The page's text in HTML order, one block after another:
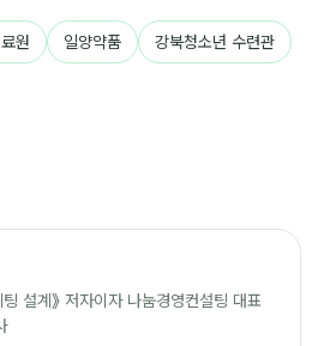
원 일양약품 강북청소년 수련관
설계》 저자이자 나눔경영컨설팅 대표